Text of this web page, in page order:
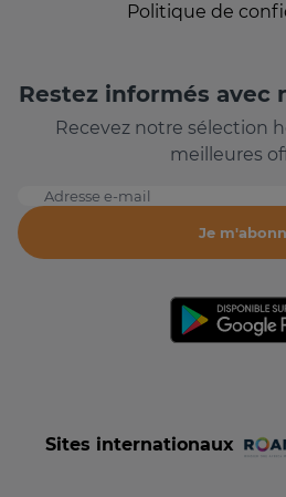
Politique de
Restez informés
Recevez notre sélection
meilleures
Adresse e-mail
Je
Sites internationaux